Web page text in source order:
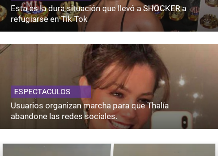
Esta es la dura situación que llevó a SHOCKER a
refugiarse en Tik Tok
ESPECTACULOS
Usuarios organizan marcha para que Thalía
abandone las redes sociales.